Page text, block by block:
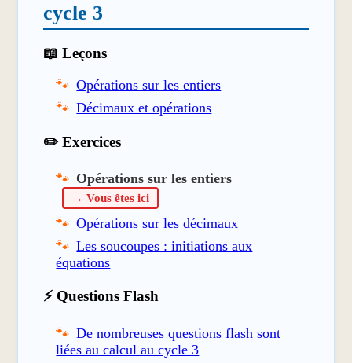
cycle 3
📖 Leçons
Opérations sur les entiers
Décimaux et opérations
✏️ Exercices
Opérations sur les entiers
→ Vous êtes ici
Opérations sur les décimaux
Les soucoupes : initiations aux
équations
⚡ Questions Flash
De nombreuses questions flash sont
liées au calcul au cycle 3